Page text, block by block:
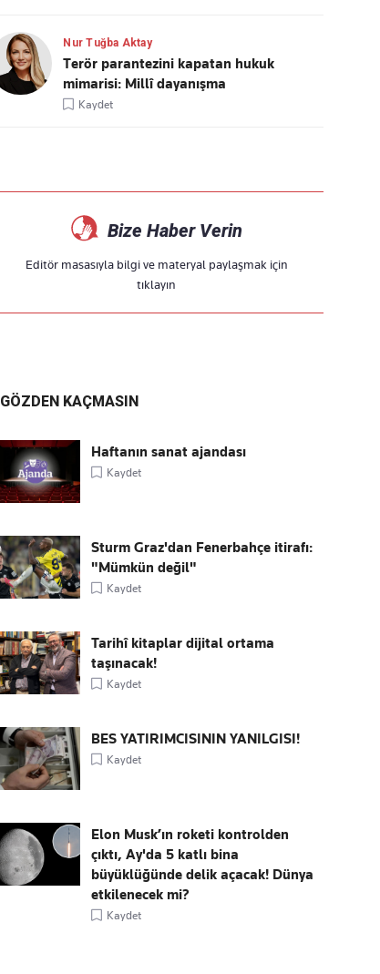
Nur Tuğba Aktay
Terör parantezini kapatan hukuk
mimarisi: Millî dayanışma
Kaydet
Bize Haber Verin
Editör masasıyla bilgi ve materyal paylaşmak için
tıklayın
GÖZDEN KAÇMASIN
Haftanın sanat ajandası
Kaydet
Sturm Graz'dan Fenerbahçe itirafı:
"Mümkün değil"
Kaydet
Tarihî kitaplar dijital ortama
taşınacak!
Kaydet
BES YATIRIMCISININ YANILGISI!
Kaydet
Elon Musk’ın roketi kontrolden
çıktı, Ay'da 5 katlı bina
büyüklüğünde delik açacak! Dünya
etkilenecek mi?
Kaydet